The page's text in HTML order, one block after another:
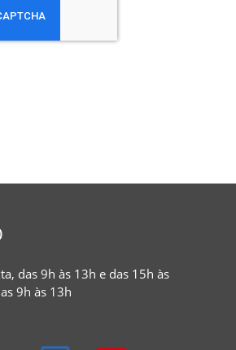
das 9h às 13h e das 15h às
9h às 13h